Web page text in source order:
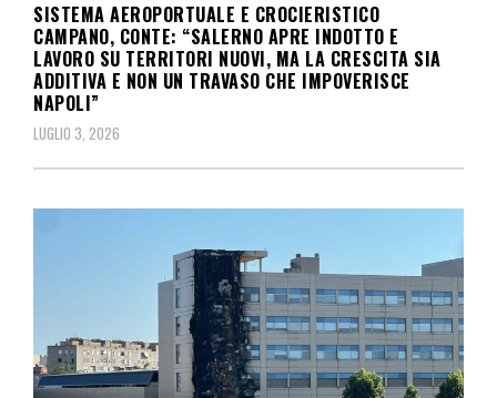
SISTEMA AEROPORTUALE E CROCIERISTICO
CAMPANO, CONTE: “SALERNO APRE INDOTTO E
LAVORO SU TERRITORI NUOVI, MA LA CRESCITA SIA
ADDITIVA E NON UN TRAVASO CHE IMPOVERISCE
NAPOLI”
LUGLIO 3, 2026